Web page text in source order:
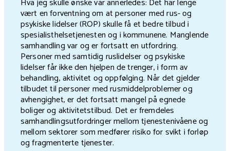
Hva jeg skulle ønske var annerledes: Det har lenge
vært en forventning om at personer med rus- og
psykiske lidelser (ROP) skulle få et bedre tilbud i
spesialisthelsetjenesten og i kommunene. Manglende
samhandling var og er fortsatt en utfordring.
Personer med samtidig ruslidelser og psykiske
lidelser får ikke den hjelpen de trenger, i form av
behandling, aktivitet og oppfølging. Når det gjelder
tilbudet til personer med rusmiddelproblemer og
avhengighet, er det fortsatt mangel på egnede
boliger og aktivitetstilbud. Det er fremdeles
samhandlingsutfordringer mellom tjenestenivåene og
mellom sektorer som medfører risiko for svikt i forløp
og fragmenterte tjenester.